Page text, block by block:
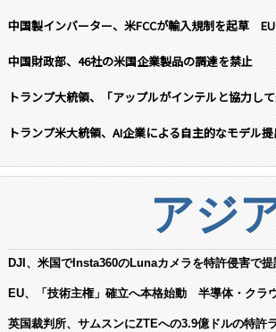
中国製インバーター、米FCCが輸入規制を起草
中国財政部、46社の米国企業製品の調達を禁止
トランプ大統領、「アップルがインテルと協力し
トランプ米大統領、AI企業による自主的なモデル
アジ
DJI、米国でInsta360のLunaカメラを特許侵害で
EU、「技術主権」確立へ本格始動 半導体・クラ
英国裁判所、サムスンにZTEへの3.9億ドルの特許